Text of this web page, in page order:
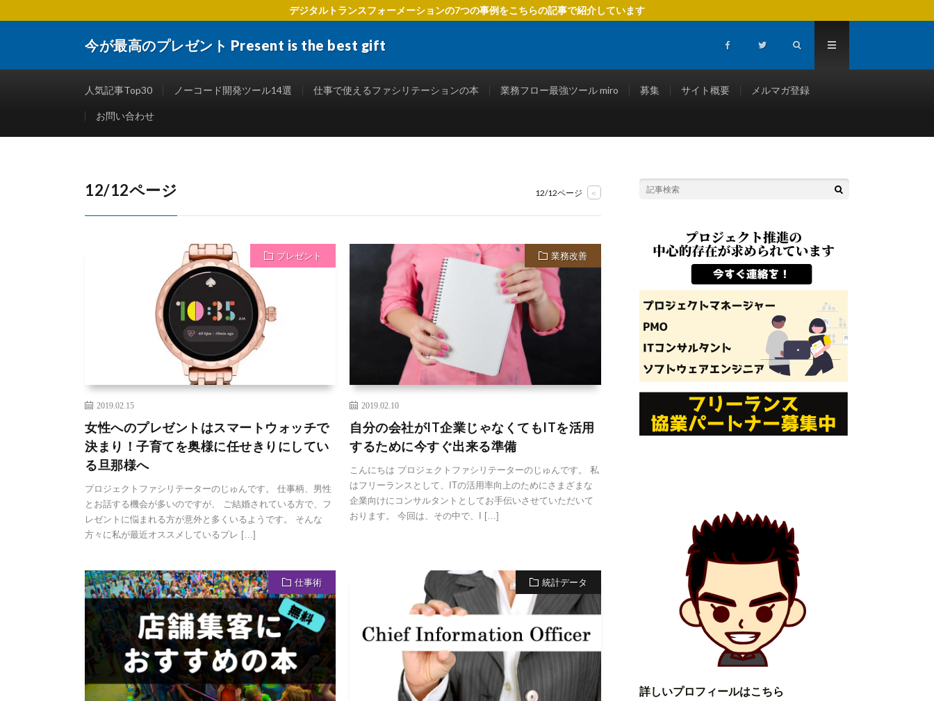
デジタルトランスフォーメーションの7つの事例をこちらの記事で紹介しています
今が最高のプレゼント Present is the best gift
楽しくする仕事術やITリテラシーを向上させるために役立つ情報を発信します。
人気記事Top30 ノーコード開発ツール14選 仕事で使えるファシリテーションの本 業務フロー最強ツール miro 募集 サイト概要 メルマガ登録
お問い合わせ
12/12ページ 12/12ページ <
プレゼント
2019.02.15
女性へのプレゼントはスマートウォッチで
決まり！子育てを奥様に任せきりにしてい
る旦那様へ
プロジェクトファシリテーターのじゅんです。 仕事柄、男性
とお話する機会が多いのですが、 ご結婚されている方で、フ
レゼントに悩まれる方が意外と多くいるようです。 そんな
方々に私が最近オススメしているプレ […]
業務改善
2019.02.10
自分の会社がIT企業じゃなくてもITを活用
するために今すぐ出来る準備
こんにちは プロジェクトファシリテーターのじゅんです。 私
はフリーランスとして、ITの活用率向上のためにさまざまな
企業向けにコンサルタントとしてお手伝いさせていただいて
おります。 今回は、その中で、I […]
仕事術 統計データ
詳しいプロフィールはこちら